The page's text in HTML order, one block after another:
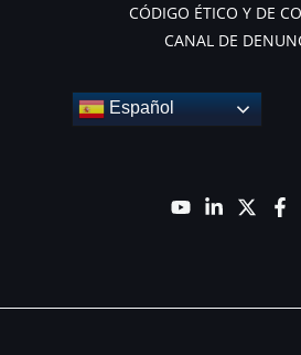
CÓDIGO ÉTICO Y DE
CANAL DE
Español